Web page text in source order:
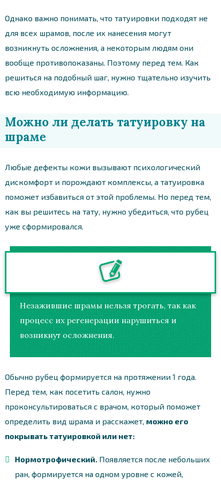
Однако важно понимать, что татуировки подходят не
для всех шрамов, после их нанесения могут
возникнуть осложнения, а некоторым людям они
вообще противопоказаны. Поэтому перед тем. Как
решиться на подобный шаг, нужно тщательно изучить
всю необходимую информацию.
Можно ли делать татуировку на
шраме
Любые дефекты кожи вызывают психологический
дискомфорт и порождают комплексы, а татуировка
поможет избавиться от этой проблемы. Но перед тем,
как вы решитесь на тату, нужно убедиться, что рубец
уже сформировался.
Незажившие шрамы нельзя трогать, так как
процесс их регенерации нарушиться и
возникнут осложнения.
Обычно рубец формируется на протяжении 1 года.
Перед тем, как посетить салон, нужно
проконсультироваться с врачом, который поможет
определить вид шрама и расскажет, можно его
покрывать татуировкой или нет:
Нормотрофический. Появляется после небольших
ран, формируется на одном уровне с кожей,